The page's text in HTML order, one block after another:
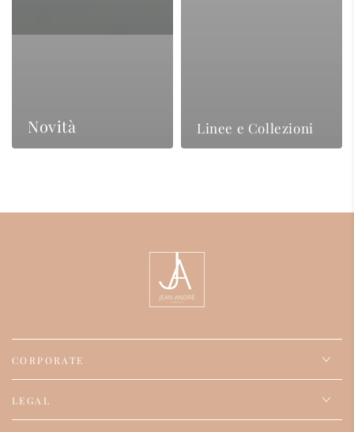
Novità Linee e Collezioni
CORPORATE
LEGAL